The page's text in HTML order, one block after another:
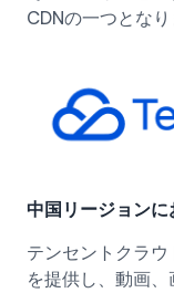
CDNの一つとなり
中国リージョン
テンセントクラ
を提供し、動画